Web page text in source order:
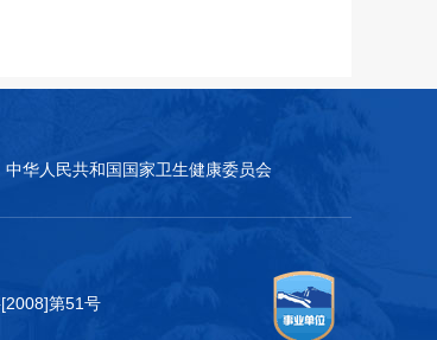
中华人民共和国国家卫生健康委员会
第51号